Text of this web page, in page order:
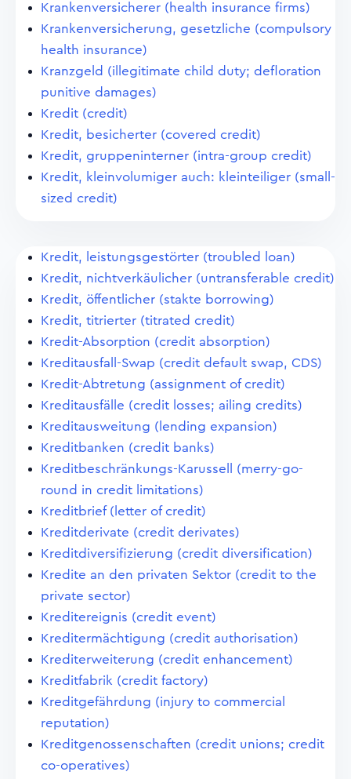
Krankenversicherer (health insurance firms)
Krankenversicherung, gesetzliche (compulsory
health insurance)
Kranzgeld (illegitimate child duty; defloration
punitive damages)
Kredit (credit)
Kredit, besicherter (covered credit)
Kredit, gruppeninterner (intra-group credit)
Kredit, kleinvolumiger auch: kleinteiliger (small-
sized credit)
Kredit, leistungsgestörter (troubled loan)
Kredit, nichtverkäulicher (untransferable credit)
Kredit, öffentlicher (stakte borrowing)
Kredit, titrierter (titrated credit)
Kredit-Absorption (credit absorption)
Kreditausfall-Swap (credit default swap, CDS)
Kredit-Abtretung (assignment of credit)
Kreditausfälle (credit losses; ailing credits)
Kreditausweitung (lending expansion)
Kreditbanken (credit banks)
Kreditbeschränkungs-Karussell (merry-go-
round in credit limitations)
Kreditbrief (letter of credit)
Kreditderivate (credit derivates)
Kreditdiversifizierung (credit diversification)
Kredite an den privaten Sektor (credit to the
private sector)
Kreditereignis (credit event)
Kreditermächtigung (credit authorisation)
Krediterweiterung (credit enhancement)
Kreditfabrik (credit factory)
Kreditgefährdung (injury to commercial
reputation)
Kreditgenossenschaften (credit unions; credit
co-operatives)